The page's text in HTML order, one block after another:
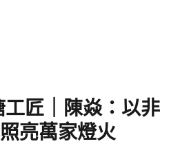
工匠｜陳焱：以非
亮萬家燈火